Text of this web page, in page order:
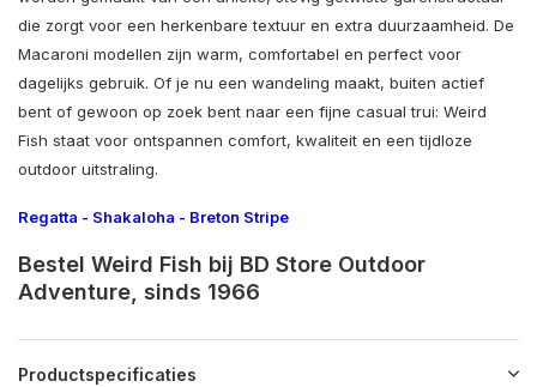
die zorgt voor een herkenbare textuur en extra duurzaamheid. De
Macaroni modellen zijn warm, comfortabel en perfect voor
dagelijks gebruik. Of je nu een wandeling maakt, buiten actief
bent of gewoon op zoek bent naar een fijne casual trui: Weird
Fish staat voor ontspannen comfort, kwaliteit en een tijdloze
outdoor uitstraling.
Regatta - Shakaloha - Breton Stripe
Bestel Weird Fish bij BD Store Outdoor
Adventure, sinds 1966
Productspecificaties